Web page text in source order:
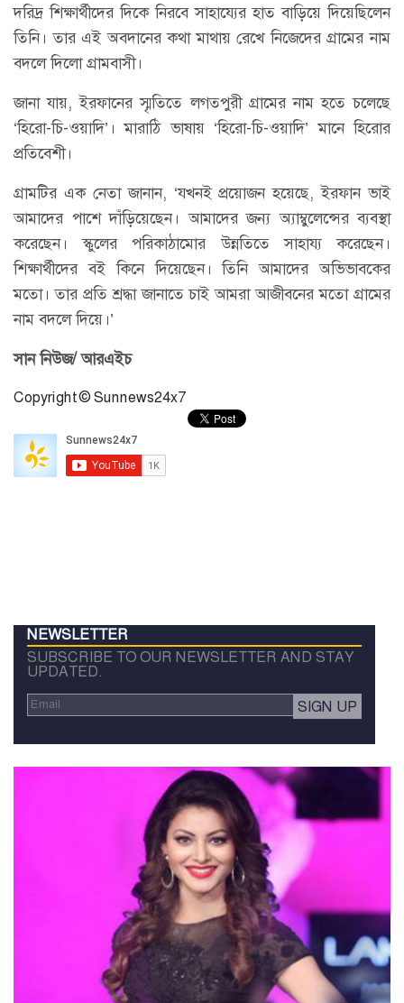
দরিদ্র শিক্ষার্থীদের দিকে নিরবে সাহায্যের হাত বাড়িয়ে দিয়েছিলেন
তিনি। তার এই অবদানের কথা মাথায় রেখে নিজেদের গ্রামের নাম
বদলে দিলো গ্রামবাসী।
জানা যায়, ইরফানের স্মৃতিতে লগতপুরী গ্রামের নাম হতে চলেছে
‘হিরো-চি-ওয়াদি’। মারাঠি ভাষায় ‘হিরো-চি-ওয়াদি’ মানে হিরোর
প্রতিবেশী।
গ্রামটির এক নেতা জানান, ‘যখনই প্রয়োজন হয়েছে, ইরফান ভাই
আমাদের পাশে দাঁড়িয়েছেন। আমাদের জন্য অ্যাম্বুলেন্সের ব্যবস্থা
করেছেন। স্কুলের পরিকাঠামোর উন্নতিতে সাহায্য করেছেন।
শিক্ষার্থীদের বই কিনে দিয়েছেন। তিনি আমাদের অভিভাবকের
মতো। তার প্রতি শ্রদ্ধা জানাতে চাই আমরা আজীবনের মতো গ্রামের
নাম বদলে দিয়ে।’
সান নিউজ/ আরএইচ
Copyright © Sunnews24x7
NEWSLETTER
SUBSCRIBE TO OUR NEWSLETTER AND STAY
UPDATED.